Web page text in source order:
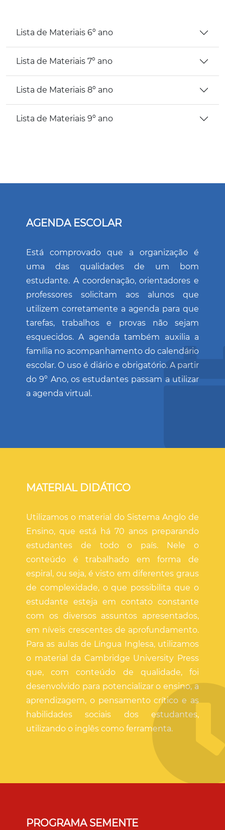
Lista de Materiais 6º ano
Lista de Materiais 7º ano
Lista de Materiais 8º ano
Lista de Materiais 9º ano
AGENDA ESCOLAR
Está comprovado que a organização é
uma das qualidades de um bom
estudante. A coordenação, orientadores e
professores solicitam aos alunos que
utilizem corretamente a agenda para que
tarefas, trabalhos e provas não sejam
esquecidos. A agenda também auxilia a
família no acompanhamento do calendário
escolar. O uso é diário e obrigatório. A partir
do 9º Ano, os estudantes passam a utilizar
a agenda virtual.
MATERIAL DIDÁTICO
Utilizamos o material do Sistema Anglo de
Ensino, que está há 70 anos preparando
estudantes de todo o país. Nele o
conteúdo é trabalhado em forma de
espiral, ou seja, é visto em diferentes graus
de complexidade, o que possibilita que o
estudante esteja em contato constante
com os diversos assuntos apresentados,
em níveis crescentes de aprofundamento.
Para as aulas de Língua Inglesa, utilizamos
o material da Cambridge University Press
que, com conteúdo de qualidade, foi
desenvolvido para potencializar o ensino, a
aprendizagem, o pensamento crítico e as
habilidades sociais dos estudantes,
utilizando o inglês como ferramenta.
PROGRAMA SEMENTE